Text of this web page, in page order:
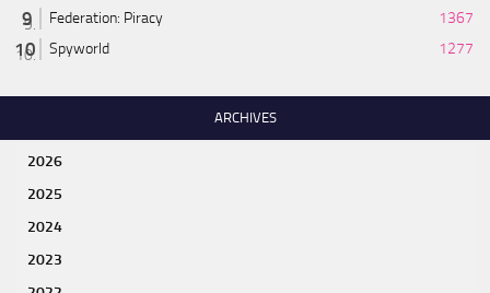
Federation: Piracy
1367
Spyworld
1277
ARCHIVES
2026
2025
2024
2023